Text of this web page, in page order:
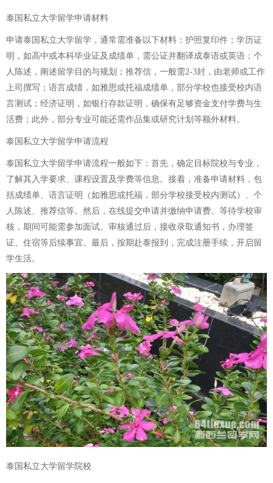
泰国私立大学留学申请材料
申请泰国私立大学留学，通常需准备以下材料：护照复印件；学历证
明，如高中或本科毕业证及成绩单，需公证并翻译成泰语或英语；个
人陈述，阐述留学目的与规划；推荐信，一般需2-3封，由老师或工作
上司撰写；语言成绩，如雅思或托福成绩单，部分学校也接受校内语
言测试；经济证明，如银行存款证明，确保有足够资金支付学费与生
活费；此外，部分专业可能还需作品集或研究计划等额外材料。
泰国私立大学留学申请流程
泰国私立大学留学申请流程一般如下：首先，确定目标院校与专业，
了解其入学要求、课程设置及学费等信息。接着，准备申请材料，包
括成绩单、语言证明（如雅思或托福，部分学校接受校内测试）、个
人陈述、推荐信等。然后，在线提交申请并缴纳申请费。等待学校审
核，期间可能需参加面试。审核通过后，接收录取通知书，办理签
证、住宿等后续事宜。最后，按期赴泰报到，完成注册手续，开启留
学生活。
泰国私立大学留学院校